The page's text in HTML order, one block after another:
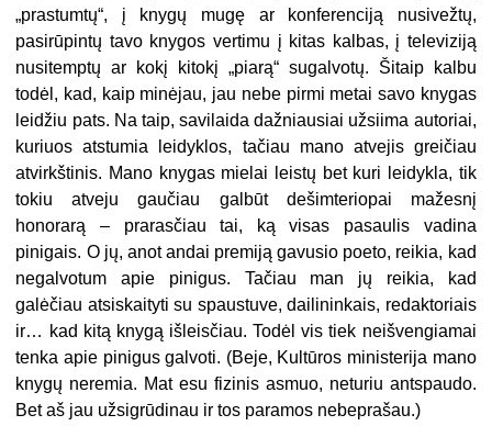
„prastumtų“, į knygų mugę ar konferenciją nusivežtų,
pasirūpintų tavo knygos vertimu į kitas kalbas, į televiziją
nusitemptų ar kokį kitokį „piarą“ sugalvotų. Šitaip kalbu
todėl, kad, kaip minėjau, jau nebe pirmi metai savo knygas
leidžiu pats. Na taip, savilaida dažniausiai užsiima autoriai,
kuriuos atstumia leidyklos, tačiau mano atvejis greičiau
atvirkštinis. Mano knygas mielai leistų bet kuri leidykla, tik
tokiu atveju gaučiau galbūt dešimteriopai mažesnį
honorarą – prarasčiau tai, ką visas pasaulis vadina
pinigais. O jų, anot andai premiją gavusio poeto, reikia, kad
negalvotum apie pinigus. Tačiau man jų reikia, kad
galėčiau atsiskaityti su spaustuve, dailininkais, redaktoriais
ir… kad kitą knygą išleisčiau. Todėl vis tiek neišvengiamai
tenka apie pinigus galvoti. (Beje, Kultūros ministerija mano
knygų neremia. Mat esu fizinis asmuo, neturiu antspaudo.
Bet aš jau užsigrūdinau ir tos paramos nebeprašau.)